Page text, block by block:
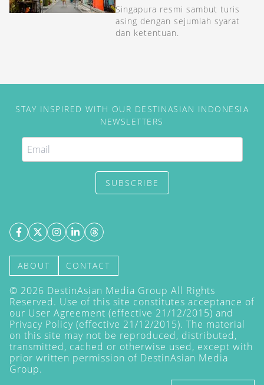
Singapura resmi sambut turis
asing dengan sejumlah syarat
dan ketentuan.
STAY INSPIRED WITH OUR DESTINASIAN INDONESIA
NEWSLETTERS
SUBSCRIBE
ABOUT CONTACT
© 2026 DestinAsian Media Group All Rights
Reserved. Use of this site constitutes acceptance of
our User Agreement (effective 21/12/2015) and
Privacy Policy (effective 21/12/2015). The material
on this site may not be reproduced, distributed,
transmitted, cached or otherwise used, except with
prior written permission of DestinAsian Media
Group.